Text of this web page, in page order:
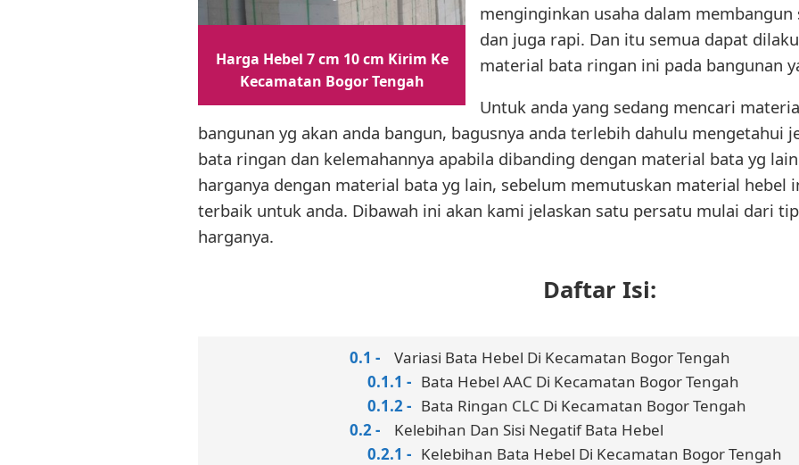
Harga Hebel 7 cm 10 cm Kirim Ke
Kecamatan Bogor Tengah
menginginkan usaha dalam
dan juga rapi. Dan itu semua dapat
material bata ringan ini pada bangunan
Untuk anda yang sedang mencari
bangunan yg akan anda bangun, bagusnya anda terlebih dahulu mengetahui
bata ringan dan kelemahannya apabila dibanding dengan material bata yg
harganya dengan material bata yg lain, sebelum memutuskan material hebel
terbaik untuk anda. Dibawah ini akan kami jelaskan satu persatu mulai dari
harganya.
Daftar Isi:
Variasi Bata Hebel Di Kecamatan Bogor Tengah
Bata Hebel AAC Di Kecamatan Bogor Tengah
Bata Ringan CLC Di Kecamatan Bogor Tengah
Kelebihan Dan Sisi Negatif Bata Hebel
Kelebihan Bata Hebel Di Kecamatan Bogor Tengah